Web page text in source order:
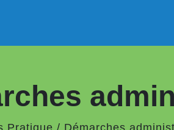
Pratique / Démarches